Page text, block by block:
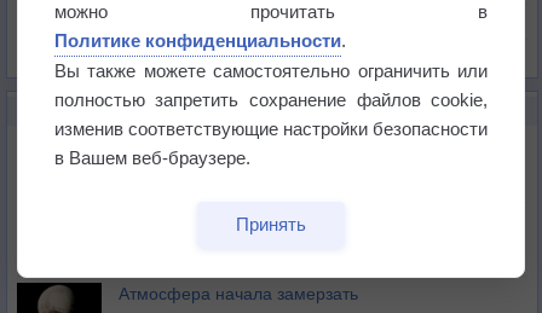
Облачность
Список всех карт
НОВОЕ О ПОГОДЕ
Космическая погода влияет на транспорт
Приложение построит маршрут через тень
Атмосфера начала замерзать
можно прочитать в
Политике конфиденциальности.
Вы также можете самостоятельно ограничить или
полностью запретить сохранение файлов cookie,
изменив соответствующие настройки безопасности
в Вашем веб-браузере.
Принять